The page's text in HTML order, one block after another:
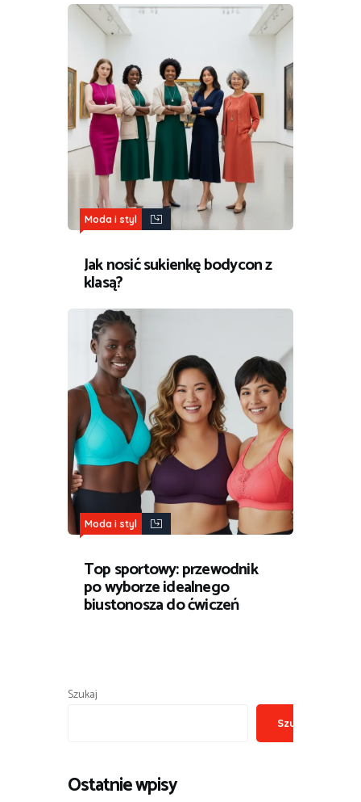
Moda i styl
Jak nosić sukienkę bodycon z
klasą?
Moda i styl
Top sportowy: przewodnik
po wyborze idealnego
biustonosza do ćwiczeń
Szukaj
Szukaj
Ostatnie wpisy